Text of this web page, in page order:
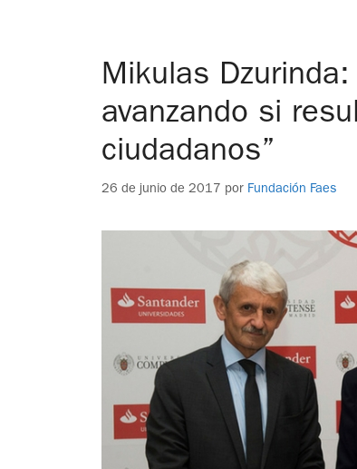
Mikulas
avanzando si
ciudadanos”
26 de junio de 2017 por Fundación Faes